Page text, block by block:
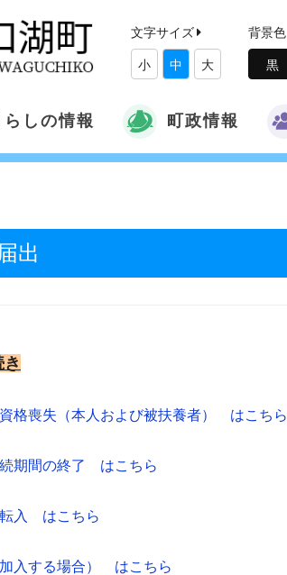
文字サイズ
小 中 大
背景色
らしの情報 町政情報
出
格喪失（本人および被扶養者） はこちら
期間の終了 はこちら
入 はこちら
入する場合） はこちら